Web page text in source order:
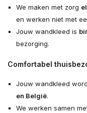
We maken met zorg
en werken niet met
Jouw wandkleed is
bezorging.
Comfortabel
Jouw wandkleed
en België.
We werken samen